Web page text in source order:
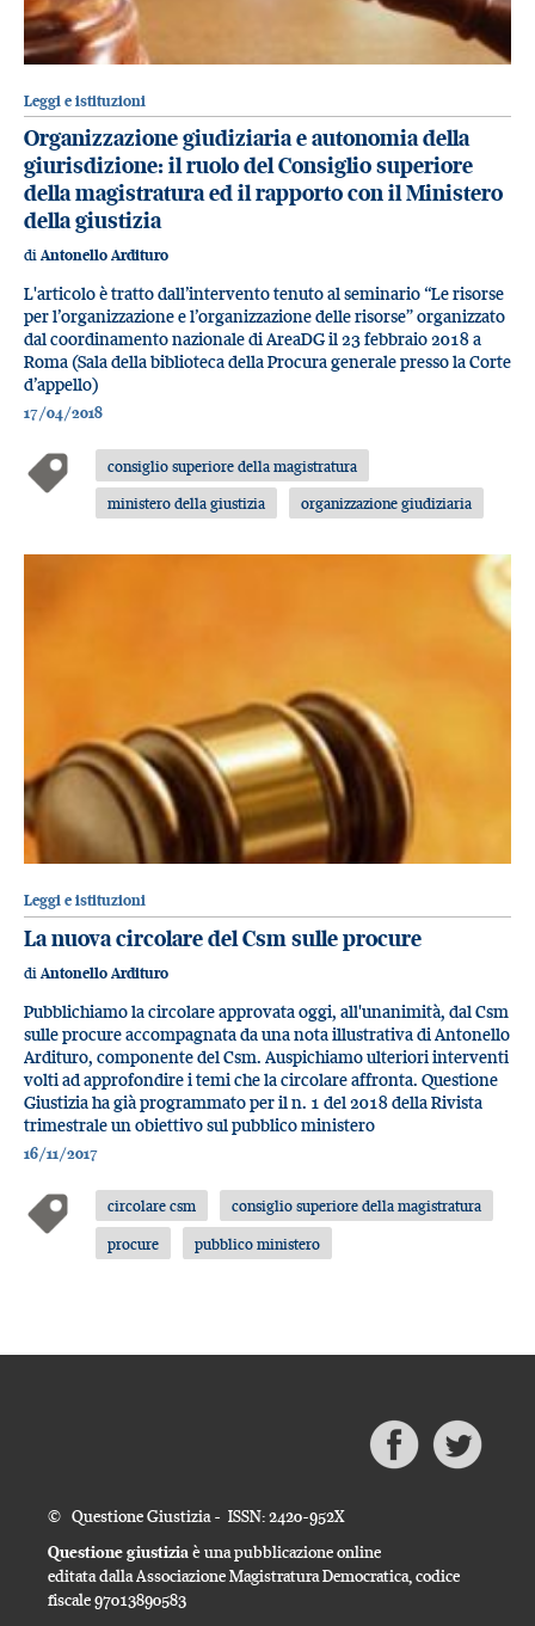
Leggi e istituzioni
Organizzazione giudiziaria e autonomia della
giurisdizione: il ruolo del Consiglio superiore
della magistratura ed il rapporto con il Ministero
della giustizia
di Antonello Ardituro
L'articolo è tratto dall’intervento tenuto al seminario “Le risorse
per l’organizzazione e l’organizzazione delle risorse” organizzato
dal coordinamento nazionale di AreaDG il 23 febbraio 2018 a
Roma (Sala della biblioteca della Procura generale presso la Corte
d’appello)
17/04/2018
consiglio superiore della magistratura
ministero della giustizia
organizzazione giudiziaria
Leggi e istituzioni
La nuova circolare del Csm sulle procure
di Antonello Ardituro
Pubblichiamo la circolare approvata oggi, all'unanimità, dal Csm
sulle procure accompagnata da una nota illustrativa di Antonello
Ardituro, componente del Csm. Auspichiamo ulteriori interventi
volti ad approfondire i temi che la circolare affronta. Questione
Giustizia ha già programmato per il n. 1 del 2018 della Rivista
trimestrale un obiettivo sul pubblico ministero
16/11/2017
circolare csm
consiglio superiore della magistratura
procure
pubblico ministero
© Questione Giustizia - ISSN: 2420-952X
Questione giustiziaè una pubblicazione online
editata dalla Associazione Magistratura Democratica, codice
fiscale 97013890583